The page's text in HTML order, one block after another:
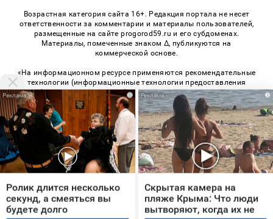
Возрастная категория сайта 16+. Редакция портала не несет
ответственности за комментарии и материалы пользователей,
размещенные на сайте progorod59.ru и его субдоменах.
Материалы, помеченные знаком Δ, публикуются на
коммерческой основе.
«На информационном ресурсе применяются рекомендательные
технологии (информационные технологии предоставления
информации на основе сбора, систематизации и анализа
сведений, относящихся к предпочтениям пользователей сети
«Интернет», находящихся на территории Российской
Федерации)». Правила применения рекомендательных
технологий в виджетах рекламно-обменной сети«СМИ2» (PDF),
«Sparrow» (PDF)
© 2026 «Про Город Пермь» | Все права защищены
Возрастная категория сайта 16+
Политика конфиденциальности
i
Ролик длится несколько
секунд, а смеяться вы
будете долго
i
Скрытая камера на
пляже Крыма: Что люди
вытворяют, когда их не